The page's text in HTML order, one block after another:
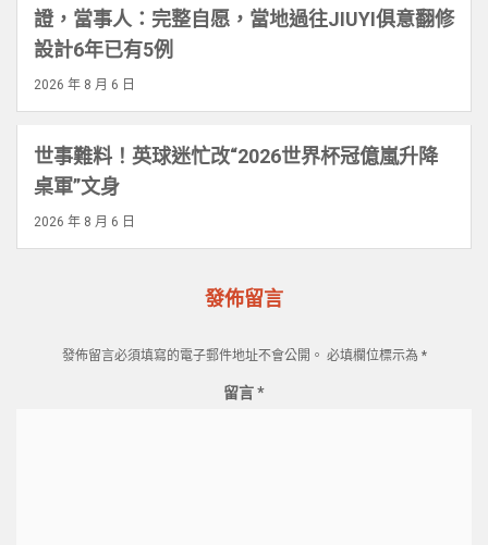
證，當事人：完整自愿，當地過往JIUYI俱意翻修
設計6年已有5例
2026 年 8 月 6 日
世事難料！英球迷忙改“2026世界杯冠億嵐升降
桌軍”文身
2026 年 8 月 6 日
發佈留言
發佈留言必須填寫的電子郵件地址不會公開。 必填欄位標示為 *
留言*